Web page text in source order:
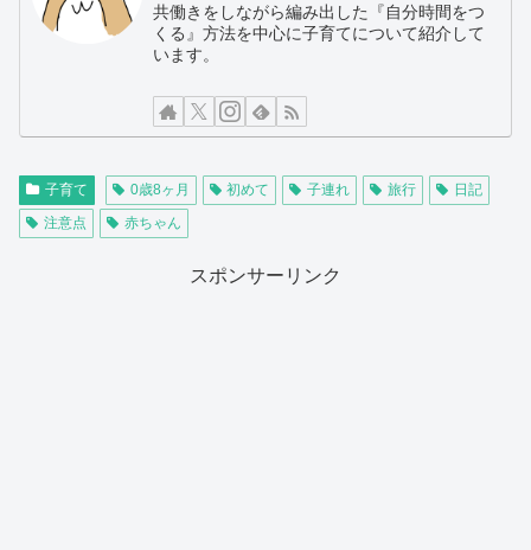
共働きをしながら編み出した『自分時間をつ
くる』方法を中心に子育てについて紹介して
います。
子育て 0歳8ヶ月 初めて 子連れ 旅行
日記
注意点
赤ちゃん
スポンサーリンク